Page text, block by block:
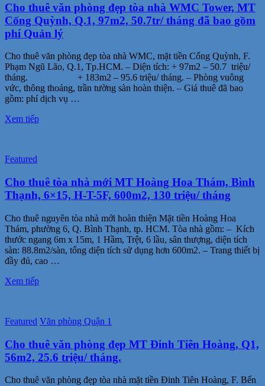
Cho thuê văn phòng đẹp tòa nhà WMC Tower, MT
Cống Quỳnh, Q.1, 97m2, 50.7tr/ tháng đã bao gồm
phí Quản lý
Cho thuê văn phòng đẹp tòa nhà WMC, mặt tiền Cống Quỳnh, F.
Phạm Ngũ Lão, Q.1, Tp.HCM. – Diện tích: + 97m2 – 50.7 triệu/
tháng. + 183m2 – 95.6 triệu/ tháng. – Phòng vuông
vức, thông thoáng, trần tường sàn hoàn thiện. – Giá thuê đã bao
gồm: phí dịch vụ …
Xem tiếp
Featured
Cho thuê tòa nhà mới MT Hoàng Hoa Thám, Bình
Thạnh, 6×15, H-T-5F, 600m2, 130 triệu/ tháng
Cho thuê nguyên tòa nhà mới hoàn thiện Mặt tiền Hoàng Hoa
Thám, phường 6, Q. Bình Thạnh, tp. HCM. Tòa nhà gồm: – Kích
thước ngang 6m x 15m, 1 Hầm, Trệt, 6 lầu, sân thượng, diện tích
sàn: 88.8m2/sàn, tổng diện tích sử dụng hơn 600m2. – Trang thiết bị
đầy đủ, cao …
Xem tiếp
Featured Văn phòng Quận 1
Cho thuê văn phòng đẹp MT Đinh Tiên Hoàng, Q1,
56m2, 25.6 triệu/ tháng.
Cho thuê văn phòng đẹp tòa nhà mặt tiền Đinh Tiên Hoàng, F. Bến